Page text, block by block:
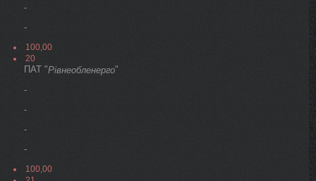
-
-
100,00
20
ПАТ "Рівнеобленерго"
-
-
-
-
100,00